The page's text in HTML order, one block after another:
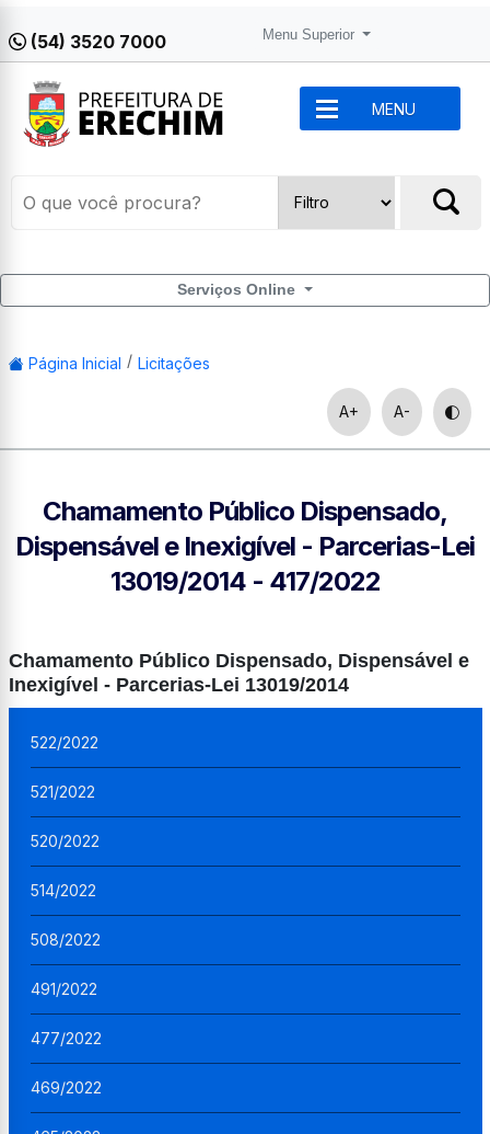
(54) 3520 7000 Menu Superior
MENU
Serviços Online
Página Inicial Licitações
A+ A-
Chamamento Público Dispensado,
Dispensável e Inexigível - Parcerias-Lei
13019/2014 - 417/2022
Chamamento Público Dispensado, Dispensável e
Inexigível - Parcerias-Lei 13019/2014
522/2022
521/2022
520/2022
514/2022
508/2022
491/2022
477/2022
469/2022